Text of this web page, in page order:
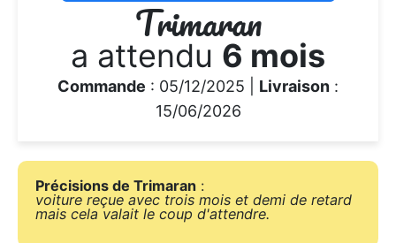
Trimaran
a attendu 6 mois
Commande : 05/12/2025 | Livraison :
15/06/2026
Précisions de Trimaran :
voiture reçue avec trois mois et demi de retard
mais cela valait le coup d'attendre.